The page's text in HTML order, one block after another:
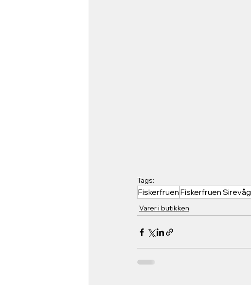
Tags:
Fiskerfruen Fiskerfruen Sirevåg
Varer i butikken